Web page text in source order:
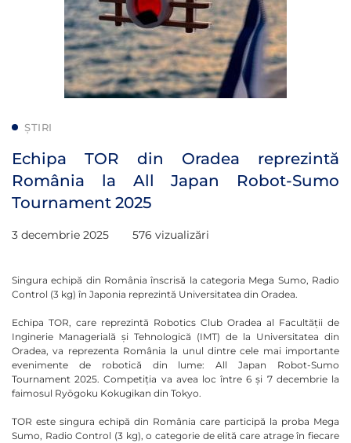
ȘTIRI
Echipa TOR din Oradea reprezintă
România la All Japan Robot-Sumo
Tournament 2025
3 decembrie 2025 576 vizualizări
Singura echipă din România înscrisă la categoria Mega Sumo, Radio
Control (3 kg) în Japonia reprezintă Universitatea din Oradea.
Echipa TOR, care reprezintă Robotics Club Oradea al Facultății de
Inginerie Managerială și Tehnologică (IMT) de la Universitatea din
Oradea, va reprezenta România la unul dintre cele mai importante
evenimente de robotică din lume: All Japan Robot-Sumo
Tournament 2025. Competiția va avea loc între 6 și 7 decembrie la
faimosul Ryōgoku Kokugikan din Tokyo.
TOR este singura echipă din România care participă la proba Mega
Sumo, Radio Control (3 kg), o categorie de elită care atrage în fiecare